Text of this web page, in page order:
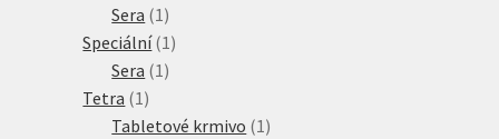
Sera 1 1
produkt
Speciální 1 1
Sera 1 1
Tetra 1 1
produkt
Tabletové krmivo 1 1